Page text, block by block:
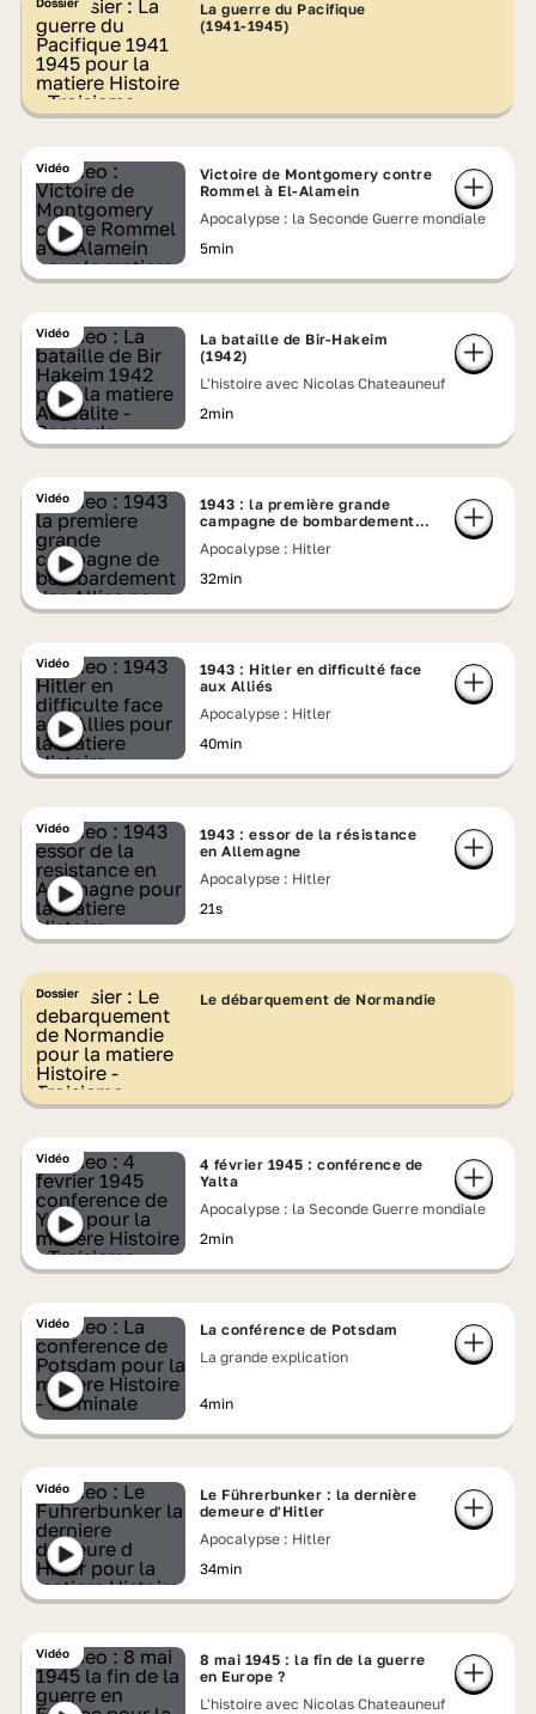
La guerre du Pacifique
(1941‑1945)
Vidéo
Victoire de Montgomery contre
Rommel à El-Alamein
Apocalypse : la Seconde Guerre mondiale
5min
Vidéo
La bataille de Bir-Hakeim
(1942)
L'histoire avec Nicolas Chateauneuf
2min
Vidéo
1943 : la première grande
campagne de bombardement
Apocalypse : Hitler
32min
Vidéo
1943 : Hitler en difficulté face
aux Alliés
Apocalypse : Hitler
40min
Vidéo
1943 : essor de la résistance
en Allemagne
Apocalypse : Hitler
21s
Dossier Le débarquement de Normandie
Vidéo
4 février 1945 : conférence de
Yalta
Apocalypse : la Seconde Guerre mondiale
2min
Vidéo
La conférence de Potsdam
La grande explication
4min
Vidéo
Le Führerbunker : la dernière
demeure d'Hitler
Apocalypse : Hitler
34min
Vidéo
8 mai 1945 : la fin de la guerre
en Europe ?
L'histoire avec Nicolas Chateauneuf